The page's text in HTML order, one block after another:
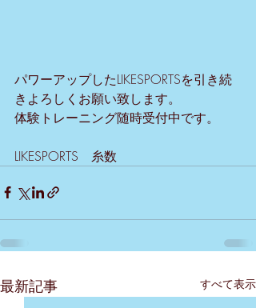
パワーアップしたLIKESPORTSを引き続
きよろしくお願い致します。
体験トレーニング随時受付中です。
LIKESPORTS　糸数
最新記事 すべて表示